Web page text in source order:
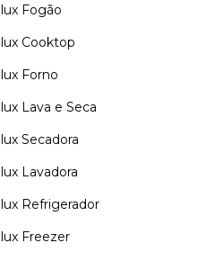
Fogão
Cooktop
Forno
Lava e Seca
Secadora
Lavadora
Refrigerador
Freezer